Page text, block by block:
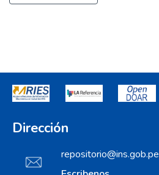
Dirección
repositorio@ins.gob.pe